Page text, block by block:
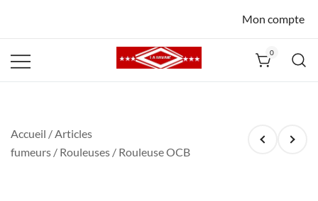
Mon compte
0
Accueil /Articles
fumeurs / Rouleuses / Rouleuse OCB